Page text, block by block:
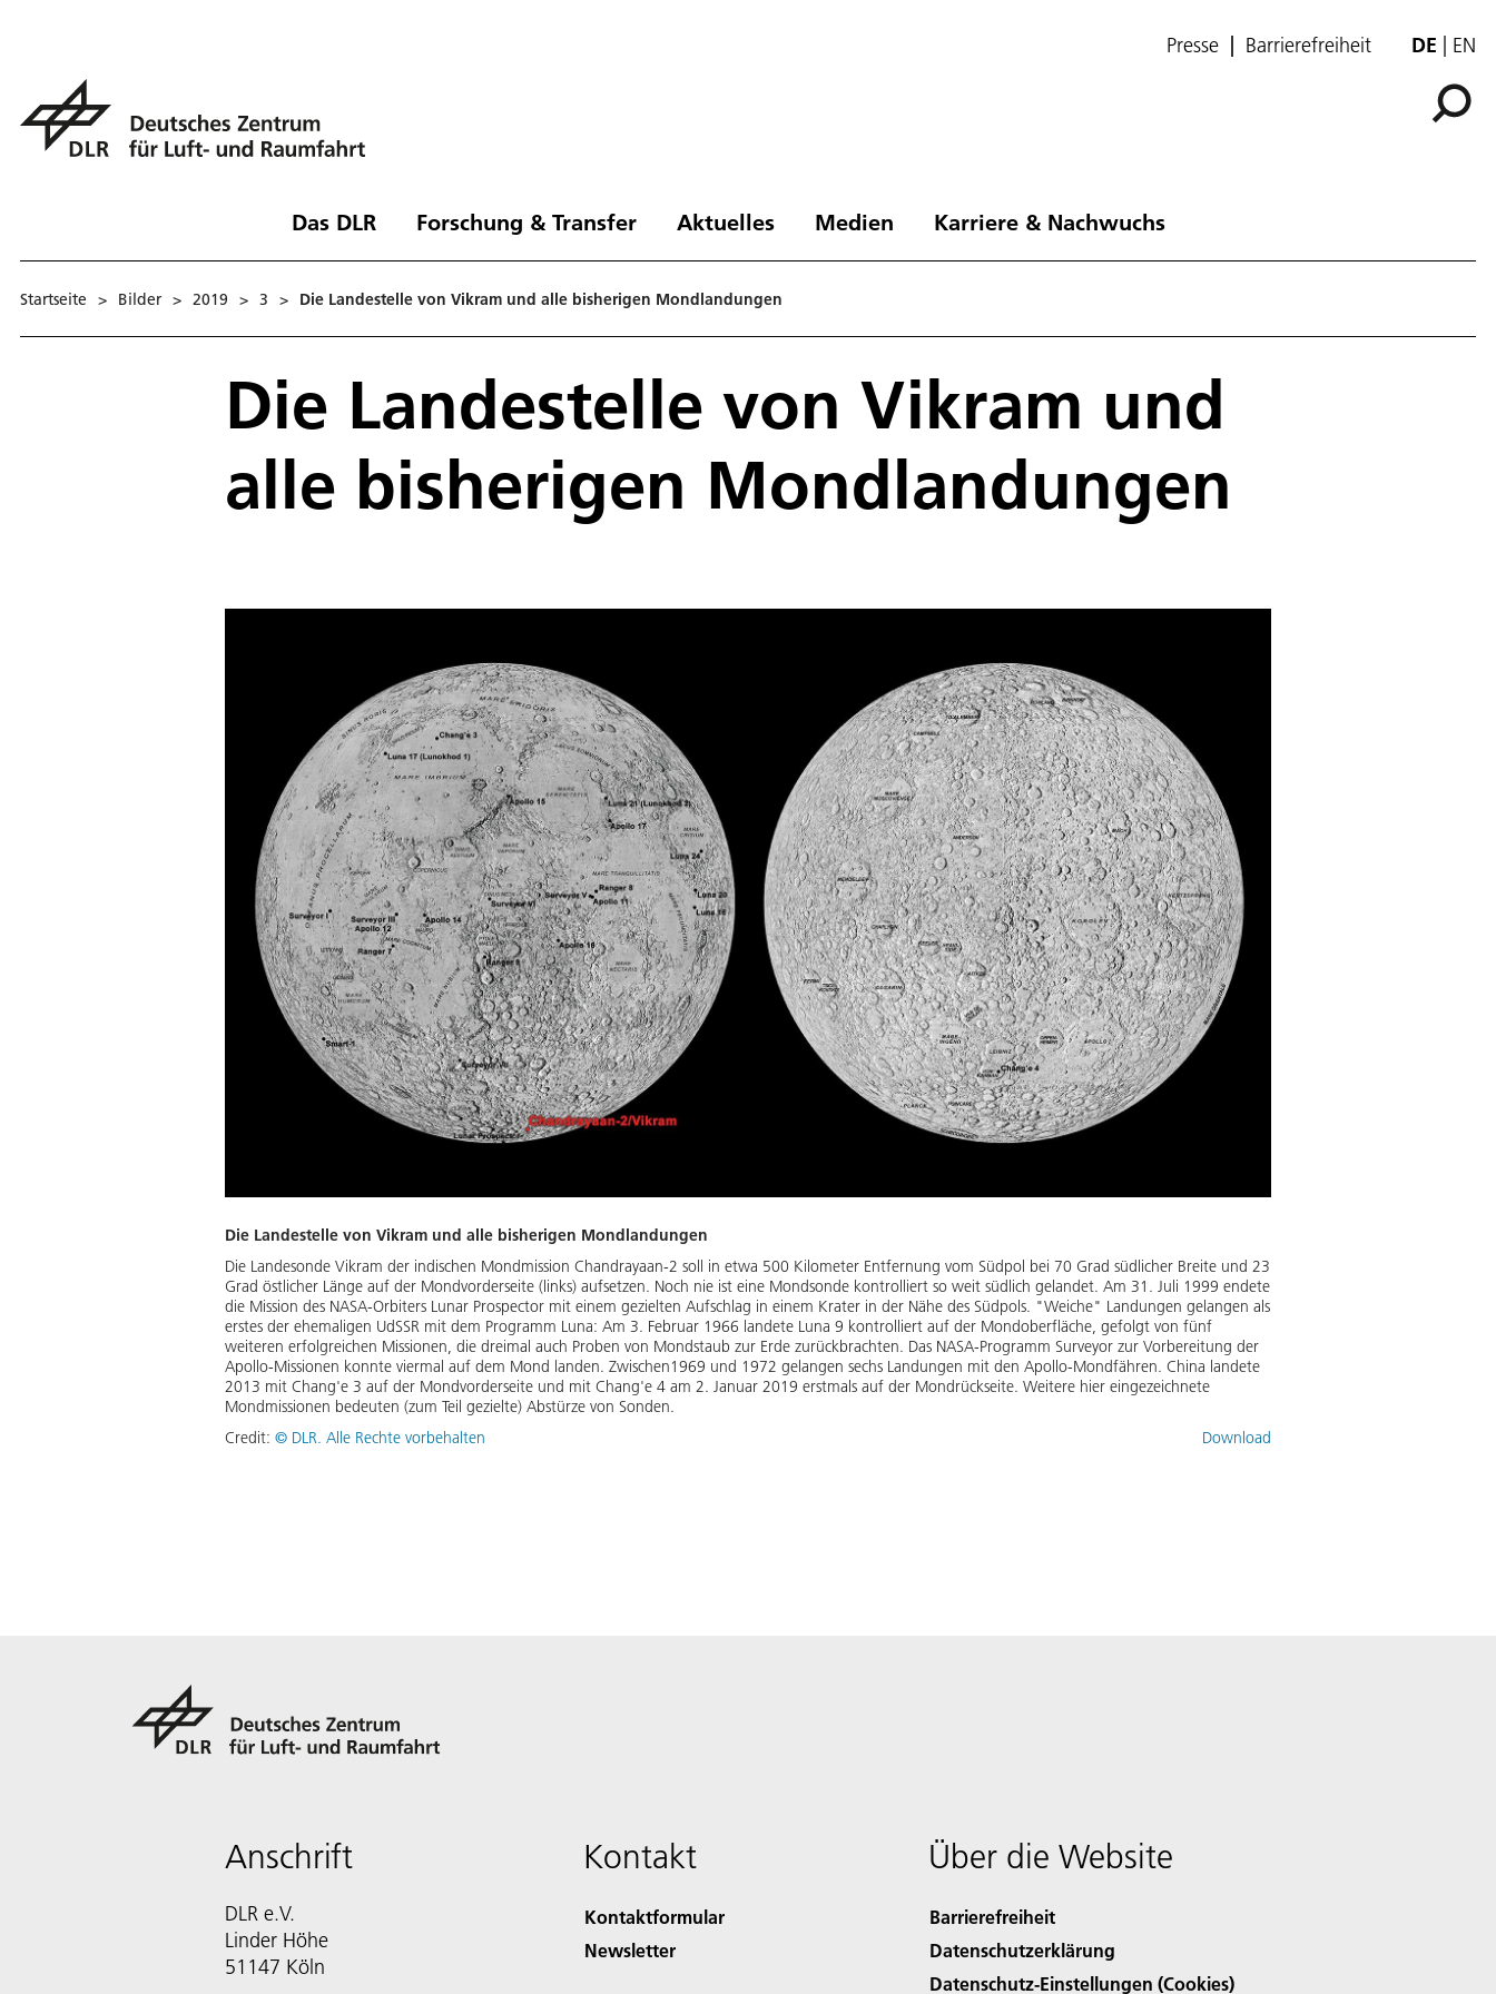
Presse Barrierefreiheit DE EN
Das DLR Forschung & Transfer Aktuelles Medien Karriere & Nachwuchs
Startseite > Bilder > 2019 > 3 > Die Landestelle von Vikram und alle bisherigen Mondlandungen
Die Landestelle von Vikram und
alle bisherigen Mondlandungen
Die Landestelle von Vikram und alle bisherigen Mondlandungen
Die Landesonde Vikram der indischen Mondmission Chandrayaan-2 soll in etwa 500 Kilometer Entfernung vom Südpol bei 70 Grad südlicher Breite und 23
Grad östlicher Länge auf der Mondvorderseite (links) aufsetzen. Noch nie ist eine Mondsonde kontrolliert so weit südlich gelandet. Am 31. Juli 1999 endete
die Mission des NASA-Orbiters Lunar Prospector mit einem gezielten Aufschlag in einem Krater in der Nähe des Südpols. "Weiche" Landungen gelangen als
erstes der ehemaligen UdSSR mit dem Programm Luna: Am 3. Februar 1966 landete Luna 9 kontrolliert auf der Mondoberfläche, gefolgt von fünf
weiteren erfolgreichen Missionen, die dreimal auch Proben von Mondstaub zur Erde zurückbrachten. Das NASA-Programm Surveyor zur Vorbereitung der
Apollo-Missionen konnte viermal auf dem Mond landen. Zwischen1969 und 1972 gelangen sechs Landungen mit den Apollo-Mondfähren. China landete
2013 mit Chang'e 3 auf der Mondvorderseite und mit Chang'e 4 am 2. Januar 2019 erstmals auf der Mondrückseite. Weitere hier eingezeichnete
Mondmissionen bedeuten (zum Teil gezielte) Abstürze von Sonden.
Credit: © DLR. Alle Rechte vorbehalten Download
Anschrift
DLR e.V.
Linder Höhe
51147 Köln
Kontakt
Kontaktformular
Newsletter
Über die Website
Barrierefreiheit
Datenschutzerklärung
Datenschutz-Einstellungen (Cookies)